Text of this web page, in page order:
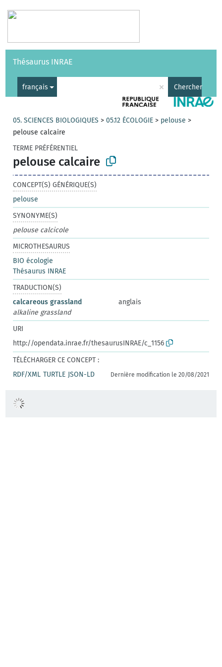
Vocabulaires API
Thésaurus INRAE
français × Chercher
05. SCIENCES BIOLOGIQUES >05.12 ÉCOLOGIE > pelouse >
pelouse calcaire
TERME PRÉFÉRENTIEL
pelouse calcaire
CONCEPT(S) GÉNÉRIQUE(S)
pelouse
SYNONYME(S)
pelouse calcicole
MICROTHESAURUS
BIO écologie
Thésaurus INRAE
TRADUCTION(S)
calcareous grassland
anglais
alkaline grassland
URI
http://opendata.inrae.fr/thesaurusINRAE/c_1156
TÉLÉCHARGER CE CONCEPT :
RDF/XML TURTLE JSON-LD Dernière modification le 20/08/2021